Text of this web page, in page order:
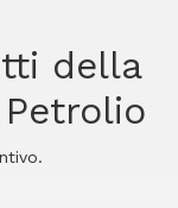
della